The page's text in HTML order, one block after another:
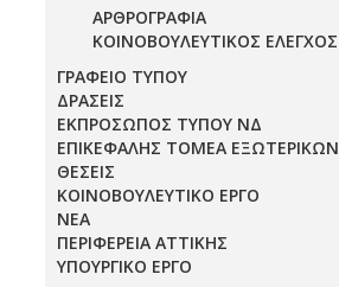
ΑΡΘΡΟΓΡΑΦΙΑ
ΚΟΙΝΟΒΟΥΛΕΥΤΙΚΟΣ ΕΛΕΓΧΟΣ
ΓΡΑΦΕΙΟ ΤΥΠΟΥ
ΔΡΑΣΕΙΣ
ΕΚΠΡΟΣΩΠΟΣ ΤΥΠΟΥ ΝΔ
ΕΠΙΚΕΦΑΛΗΣ ΤΟΜΕΑ ΕΞΩΤΕΡΙΚΩΝ
ΘΕΣΕΙΣ
ΚΟΙΝΟΒΟΥΛΕΥΤΙΚΟ ΕΡΓΟ
ΝΕΑ
ΠΕΡΙΦΕΡΕΙΑ ΑΤΤΙΚΗΣ
ΥΠΟΥΡΓΙΚΟ ΕΡΓΟ